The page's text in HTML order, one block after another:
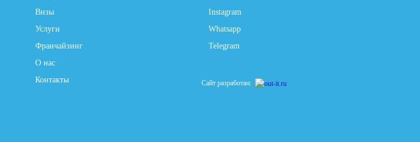
Визы
Услуги
Франчайзинг
О нас
Контакты
Instagram
Whatsapp
Telegram
Сайт разработан: